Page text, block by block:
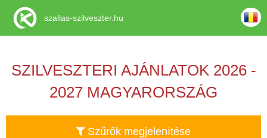
SZILVESZTERI AJÁNLATOK 2026 -
2027 MAGYARORSZÁG
Szűrők megjelenítése
szallas-szilveszter.hu